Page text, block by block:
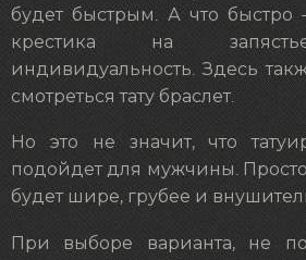
будет быстрым. А что быстро
крестика на
индивидуальность. Здесь
смотреться тату браслет.
Но это не значит, что
подойдет для мужчины. Просто
будет шире, грубее и
При выборе варианта, не